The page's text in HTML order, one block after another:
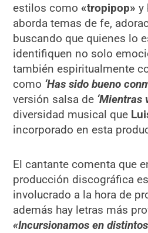
estilos como «tropipop» y
aborda temas de fe,
buscando que quienes lo
identifiquen no solo
también espiritualmente
como ‘Has sido bueno
versión salsa de ‘Mientras
diversidad musical que
incorporado en esta
El cantante comenta que
producción discográfica
involucrado a la hora de
además hay letras más
«Incursionamos en